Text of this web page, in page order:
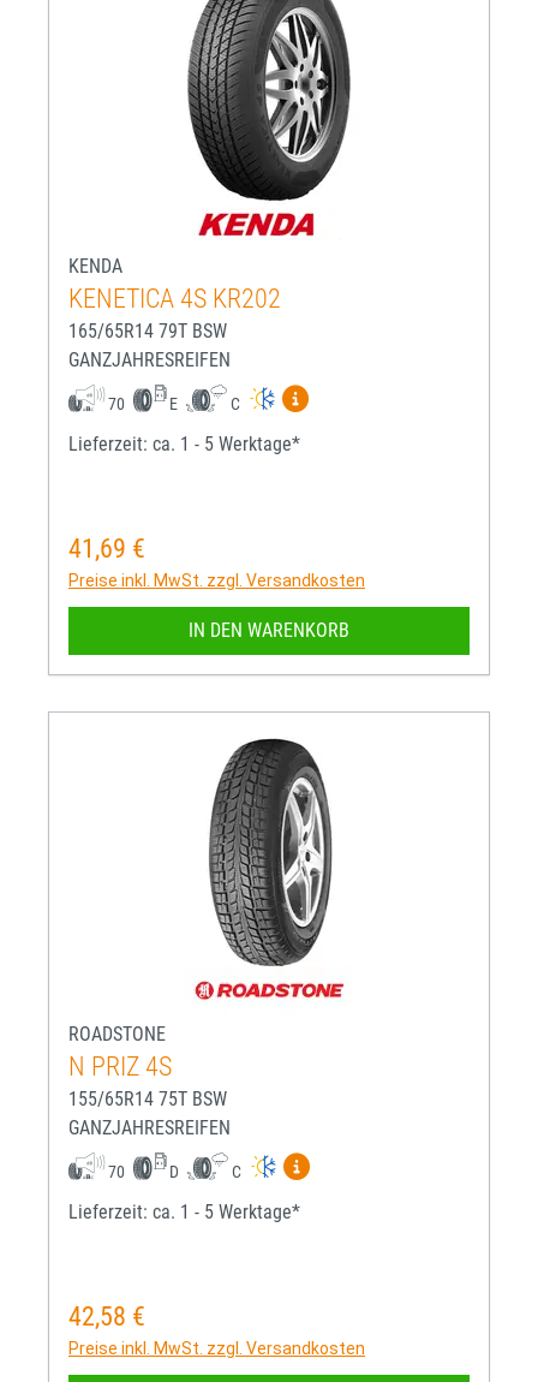
KENDA
KENETICA 4S KR202
165/65R14 79T BSW
GANZJAHRESREIFEN
70 E C
Mehr Informationen zum
Lieferzeit: ca. 1 - 5 Werktage*
Regulärer Preis:
41,69 €
Preise inkl. MwSt. zzgl. Versandkosten
IN DEN WARENKORB
ROADSTONE
N PRIZ 4S
155/65R14 75T BSW
GANZJAHRESREIFEN
70 D C
Mehr Informationen zum
Lieferzeit: ca. 1 - 5 Werktage*
Regulärer Preis:
42,58 €
Preise inkl. MwSt. zzgl. Versandkosten